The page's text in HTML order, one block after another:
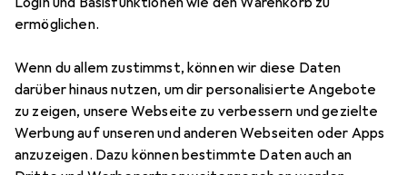
ermöglichen.
Wenn du allem zustimmst, können wir diese Daten
darüber hinaus nutzen, um dir personalisierte Angebote
zu zeigen, unsere Webseite zu verbessern und gezielte
Werbung auf unseren und anderen Webseiten oder Apps
anzuzeigen. Dazu können bestimmte Daten auch an
Bewertung für TP-Link Re200